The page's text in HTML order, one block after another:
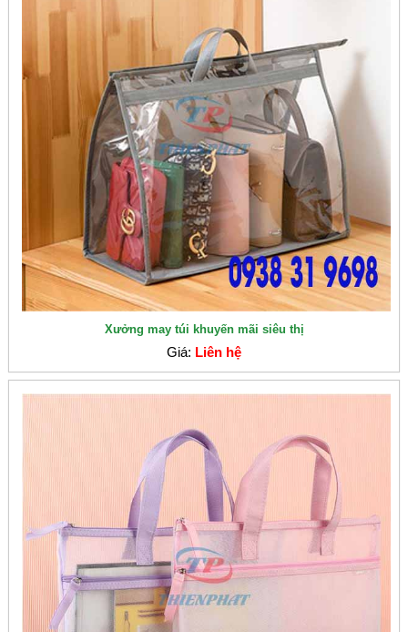
Xưởng may túi khuyến mãi siêu thị
Giá: Liên hệ